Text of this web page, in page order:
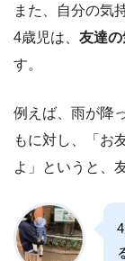
また、自分の気
4歳児は、 友達
す。
例えば、雨が降
もに対し、「お
よ」というと、